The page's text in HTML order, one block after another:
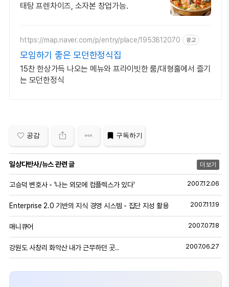
태탕 프렌차이즈, 소자본 창업가능.
https://map.naver.com/p/entry/place/1953812070 광고
모임하기 좋은 모던한정식집
15찬 한상가득 나오는 메뉴와 프라이빗한 룸/대형홀에서 즐기
는 모던한정식
공감 구독하기
일상다반사/뉴스 관련 글 더 보기
고승덕 변호사 - '나는 외모에 컴플렉스가 있다' 2007.12.06
Enterprise 2.0 기반의 지식 경영 시스템 - 집단 지성 활용 2007.11.19
매니큐어 2007.07.18
강원도 사창리 화악산 내가 근무하던 곳.. 2007.06.27